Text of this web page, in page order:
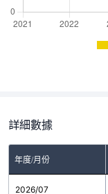
詳細數據
年度/月份
2026/07